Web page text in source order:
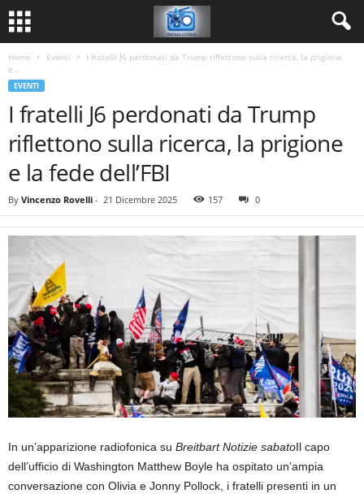
Home Eventi
I fratelli J6 perdonati da Trump riflettono sulla ricerca, la prigione
e...
EVENTI
I fratelli J6 perdonati da Trump
riflettono sulla ricerca, la prigione
e la fede dell’FBI
By Vincenzo Rovelli - 21 Dicembre 2025 157 0
In un’apparizione radiofonica su Breitbart Notizie sabatoIl capo
dell’ufficio di Washington Matthew Boyle ha ospitato un’ampia
conversazione con Olivia e Jonny Pollock, i fratelli presenti in un